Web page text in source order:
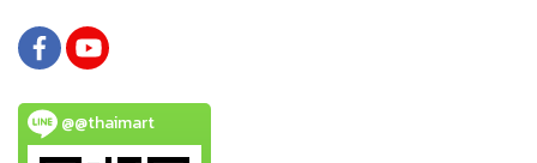
@@thaimart